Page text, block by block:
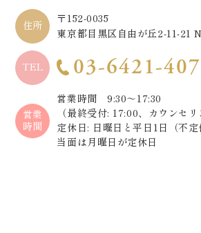
住所
〒152-0035
東京都目黒区自由が丘2-11-21
TEL 03-6421-
営業
時間
営業時間 9:30～17:30
（最終受付: 17:00、カウンセリ
定休日: 日曜日と平日1日（不定
当面は月曜日が定休日